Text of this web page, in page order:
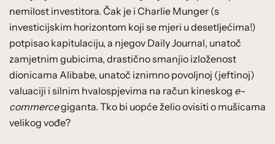
nemilost investitora. Čak je i Charlie Munger (s
investicijskim horizontom koji se mjeri u desetljećima!)
potpisao kapitulaciju, a njegov Daily Journal, unatoč
zamjetnim gubicima, drastično smanjio izloženost
dionicama Alibabe, unatoč iznimno povoljnoj (jeftinoj)
valuaciji i silnim hvalospjevima na račun kineskog e-
commercegiganta. Tko bi uopće želio ovisiti o mušicama
velikog vođe?